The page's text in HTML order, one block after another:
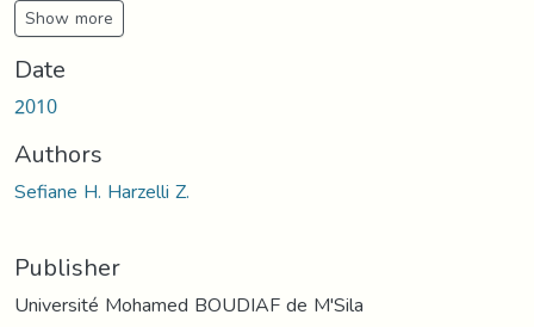
Show more
Date
2010
Authors
Sefiane H. Harzelli Z.
Publisher
Université Mohamed BOUDIAF de M'Sila